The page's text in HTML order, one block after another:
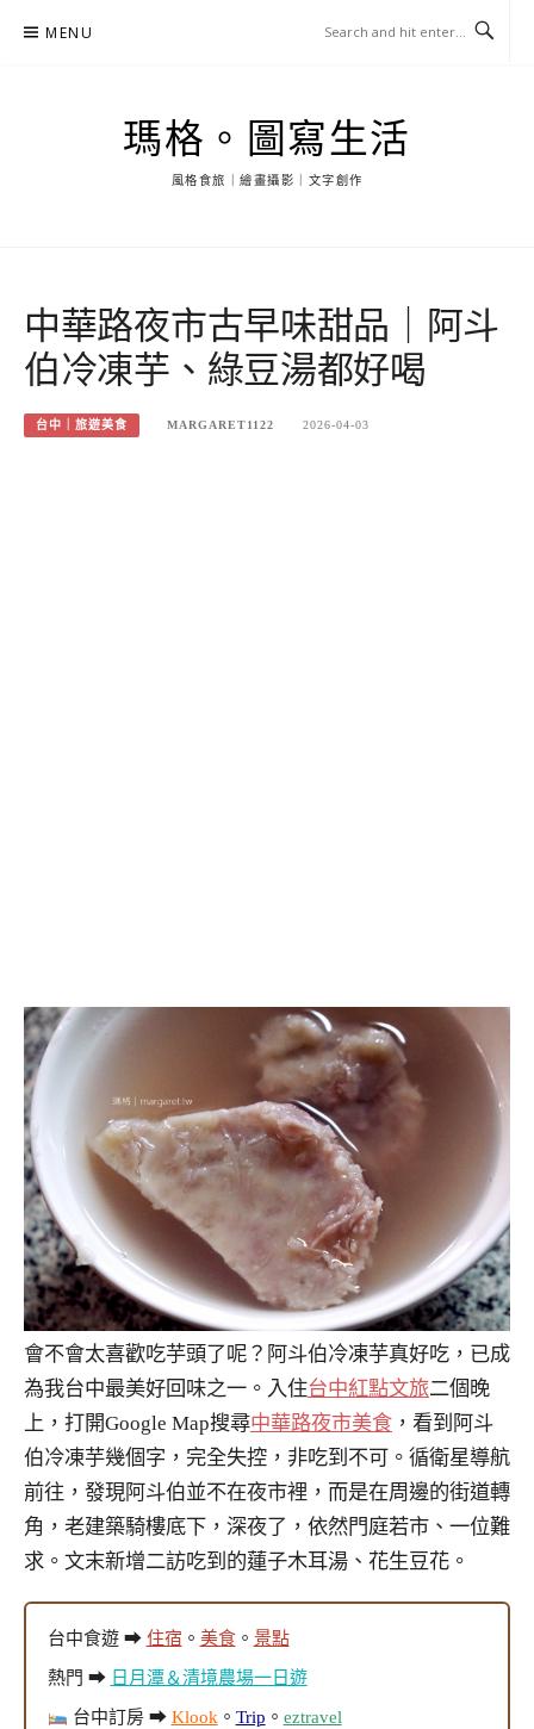
MENU
瑪格。圖寫生活
風格食旅｜繪畫攝影｜文字創作
中華路夜市古早味甜品｜阿斗
伯冷凍芋、綠豆湯都好喝
台中｜旅遊美食 MARGARET1122 2026-04-03
會不會太喜歡吃芋頭了呢？阿斗伯冷凍芋真好吃，已成
為我台中最美好回味之一。入住台中紅點文旅二個晚
上，打開Google Map搜尋中華路夜市美食 ，看到阿斗
伯冷凍芋幾個字，完全失控，非吃到不可。循衛星導航
前往，發現阿斗伯並不在夜市裡，而是在周邊的街道轉
角，老建築騎樓底下，深夜了，依然門庭若市、一位難
求。文末新增二訪吃到的蓮子木耳湯、花生豆花。
台中食遊 ➡ 住宿 。 美食。 景點
熱門 ➡ 日月潭＆清境農場一日遊
台中訂房 ➡ Klook。 Trip 。 eztravel